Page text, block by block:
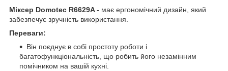
Міксер Domotec R6629A - має ергономічний дизайн, який
забезпечує зручність використання.
Переваги:
Він поєднує в собі простоту роботи і
багатофункціональність, що робить його незамінним
помічником на вашій кухні.